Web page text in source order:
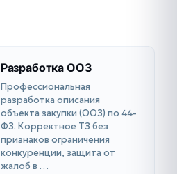
Разработка ООЗ
Профессиональная
разработка описания
объекта закупки (ООЗ) по 44-
ФЗ. Корректное ТЗ без
признаков ограничения
конкуренции, защита от
жалоб в …